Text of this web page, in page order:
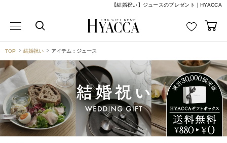
【結婚祝い】ジュースのプレゼント｜HYACCA
TOP 結婚祝い アイテム：ジュース